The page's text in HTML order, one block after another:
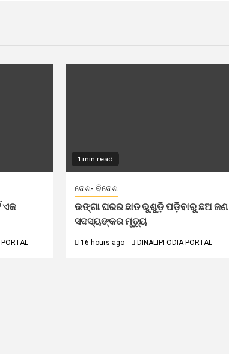
ଏକ
1 min read
ଦେଶ- ବିଦେଶ
ଭଙ୍ଗା ଘରର ଛାତ ଭୁଶୁଡ଼ି ପଡ଼ିବାରୁ ଛଅ ଜଣ
ସଦସ୍ୟଙ୍କର ମୃତ୍ୟୁ
16 hours ago DINALIPI ODIA PORTAL